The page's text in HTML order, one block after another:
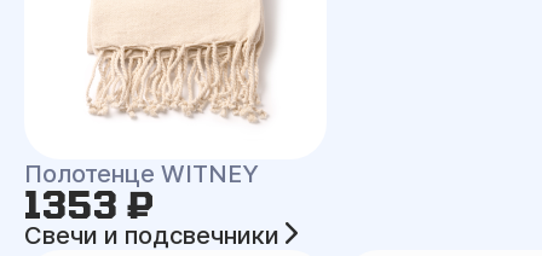
Полотенце WITNEY
1353 ₽
Свечи и подсвечники